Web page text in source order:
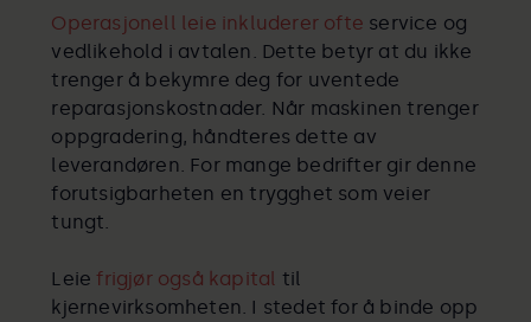
Operasjonell leie inkluderer ofte service og
vedlikehold i avtalen. Dette betyr at du ikke
trenger å bekymre deg for uventede
reparasjonskostnader. Når maskinen trenger
oppgradering, håndteres dette av
leverandøren. For mange bedrifter gir denne
forutsigbarheten en trygghet som veier
tungt.
Leie frigjør også kapital til
kjernevirksomheten. I stedet for å binde opp